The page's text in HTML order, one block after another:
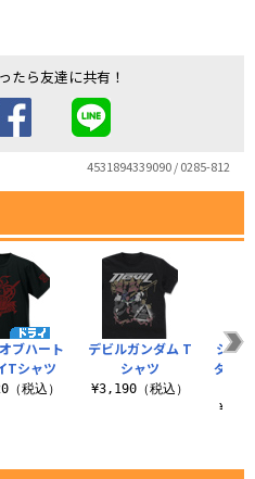
たら友達に共有！
4531894339090 / 0285-812
ブハート
Tシャツ
税込）
デビルガンダム T
シャツ
¥3,190（税込）
シャ
ダム